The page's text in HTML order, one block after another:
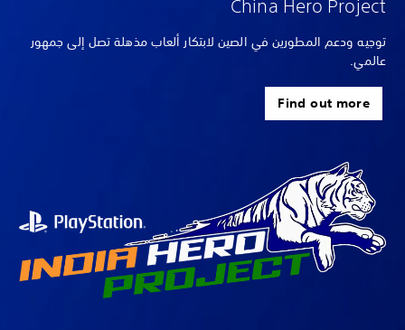
China Hero Project
توجيه ودعم المطورين في الصين لابتكار ألعاب مذهلة تصل إلى جمهور
عالمي.
Find out more